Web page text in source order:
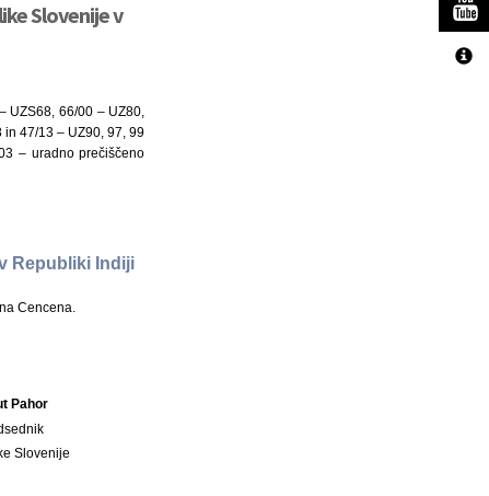
Slovenije v
UZS68, 66/00 – UZ80,
in 47/13 – UZ90, 97, 99
– uradno prečiščeno
Republiki Indiji
Cencena.
Pahor
Slovenije